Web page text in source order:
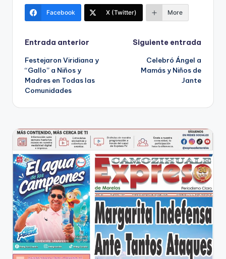
Facebook X (Twitter) More
Navegación
de
entradas
Entrada anterior
Festejaron Viridiana y
“Gallo” a Niños y
Madres en Todas las
Comunidades
Siguiente entrada
Celebró Ángel a
Mamás y Niños de
Jante